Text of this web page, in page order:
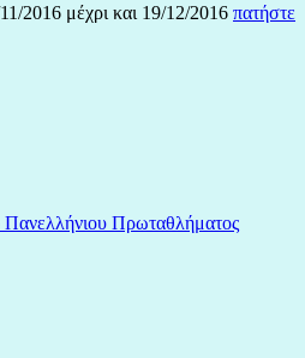
2016 μέχρι και 19/12/2016 πατήστε
Πανελλήνιου Πρωταθλήματος